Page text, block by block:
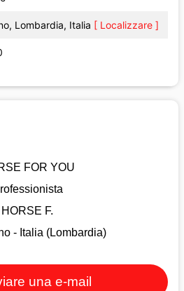
Lombardia, Italia [ Localizzare ]
FOR YOU
HORSE F.
- Italia (Lombardia)
una e-mail